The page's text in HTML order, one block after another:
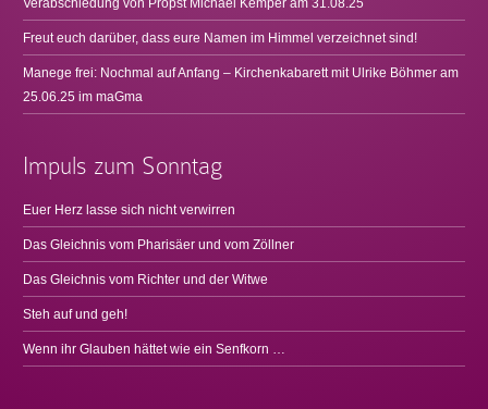
Freut euch darüber, dass eure Namen im Himmel verzeichnet sind!
Manege frei: Nochmal auf Anfang – Kirchenkabarett mit Ulrike Böhmer am
25.06.25 im maGma
Impuls zum Sonntag
Euer Herz lasse sich nicht verwirren
Das Gleichnis vom Pharisäer und vom Zöllner
Das Gleichnis vom Richter und der Witwe
Steh auf und geh!
Wenn ihr Glauben hättet wie ein Senfkorn …